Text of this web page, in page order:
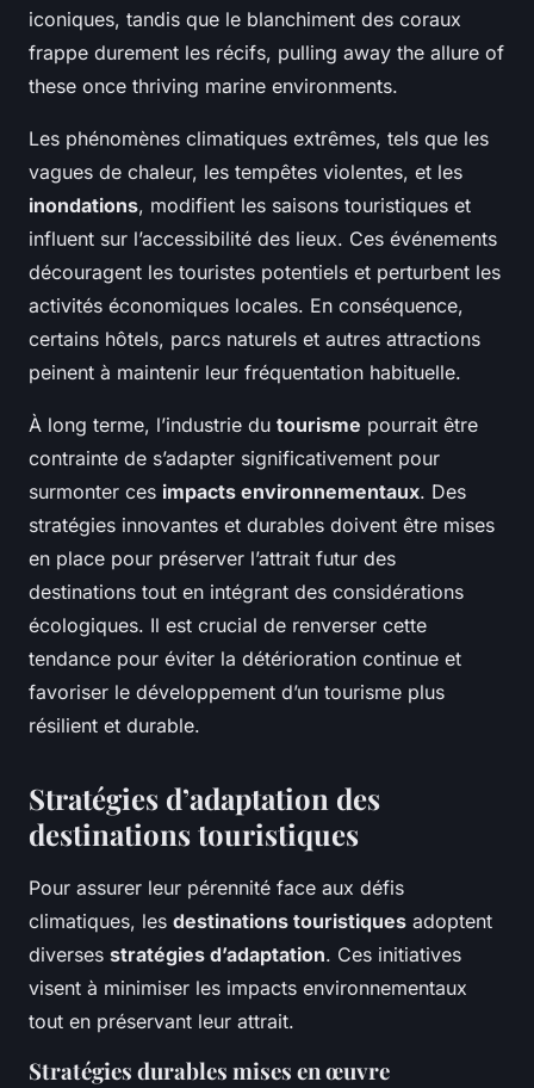
iconiques, tandis que le blanchiment des coraux
frappe durement les récifs, pulling away the allure of
these once thriving marine environments.
Les phénomènes climatiques extrêmes, tels que les
vagues de chaleur, les tempêtes violentes, et les
inondations, modifient les saisons touristiques et
influent sur l’accessibilité des lieux. Ces événements
découragent les touristes potentiels et perturbent les
activités économiques locales. En conséquence,
certains hôtels, parcs naturels et autres attractions
peinent à maintenir leur fréquentation habituelle.
À long terme, l’industrie du tourisme pourrait être
contrainte de s’adapter significativement pour
surmonter ces impacts environnementaux. Des
stratégies innovantes et durables doivent être mises
en place pour préserver l’attrait futur des
destinations tout en intégrant des considérations
écologiques. Il est crucial de renverser cette
tendance pour éviter la détérioration continue et
favoriser le développement d’un tourisme plus
résilient et durable.
Stratégies d’adaptation des
destinations touristiques
Pour assurer leur pérennité face aux défis
climatiques, les destinations touristiques adoptent
diverses stratégies d’adaptation. Ces initiatives
visent à minimiser les impacts environnementaux
tout en préservant leur attrait.
Stratégies durables mises en œuvre